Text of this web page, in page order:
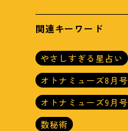
関連キーワード
やさしすぎる星占い
オトナミューズ8月号
オトナミューズ9月号
数秘術